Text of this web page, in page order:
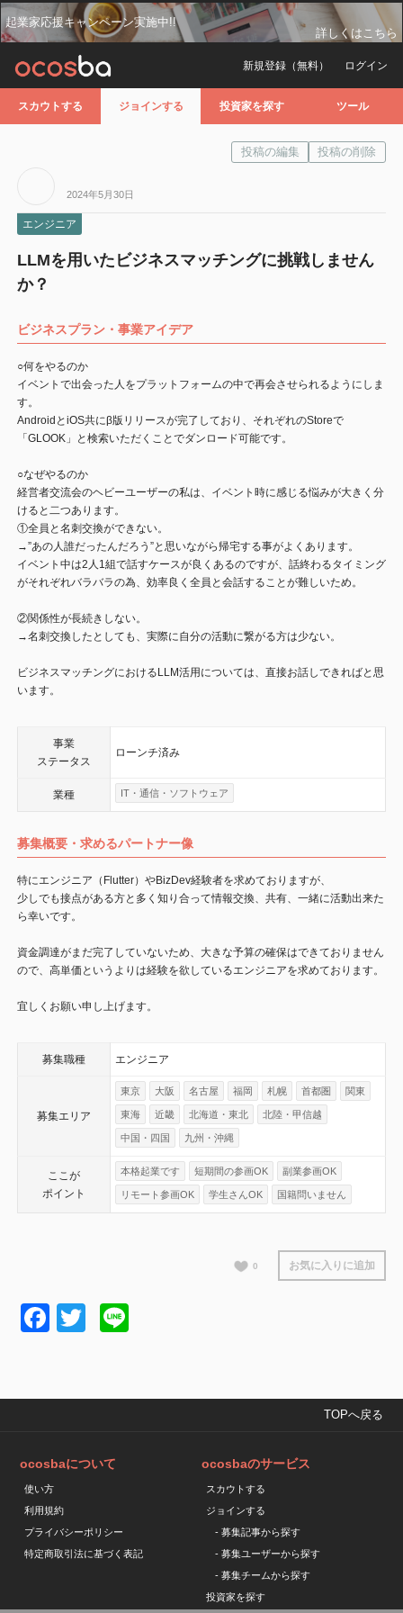
起業家応援キャンペーン実施中!!
詳しくはこちら
ログイン
新規登録（無料）
スカウトする ジョインする 投資家を探す ツール
2024年5月30日
エンジニア
LLMを用いたビジネスマッチングに挑戦しません
か？
ビジネスプラン・事業アイデア
○何をやるのか
イベントで出会った人をプラットフォームの中で再会させられるようにしま
す。
AndroidとiOS共にβ版リリースが完了しており、それぞれのStoreで
「GLOOK」と検索いただくことでダンロード可能です。
○なぜやるのか
経営者交流会のヘビーユーザーの私は、イベント時に感じる悩みが大きく分
けると二つあります。
①全員と名刺交換ができない。
→”あの人誰だったんだろう”と思いながら帰宅する事がよくあります。
イベント中は2人1組で話すケースが良くあるのですが、話終わるタイミング
がそれぞれバラバラの為、効率良く全員と会話することが難しいため。
②関係性が長続きしない。
→名刺交換したとしても、実際に自分の活動に繋がる方は少ない。
ビジネスマッチングにおけるLLM活用については、直接お話しできればと思
います。
事業
ステータス
ローンチ済み
業種 IT・通信・ソフトウェア
募集概要・求めるパートナー像
特にエンジニア（Flutter）やBizDev経験者を求めておりますが、
少しでも接点がある方と多く知り合って情報交換、共有、一緒に活動出来た
ら幸いです。
資金調達がまだ完了していないため、大きな予算の確保はできておりません
ので、高単価というよりは経験を欲しているエンジニアを求めております。
宜しくお願い申し上げます。
募集職種 エンジニア
募集エリア
東京 大阪 名古屋 福岡 札幌 首都圏 関東
東海 近畿 北海道・東北 北陸・甲信越
中国・四国 九州・沖縄
ここが
ポイント
本格起業です 短期間の参画OK 副業参画OK
リモート参画OK 学生さんOK 国籍問いません
0 お気に入りに追加
Facebook
Twitter
TOPへ戻る
ocosbaについて
使い方
利用規約
プライバシーポリシー
特定商取引法に基づく表記
ocosbaのサービス
スカウトする
ジョインする
- 募集記事から探す
- 募集ユーザーから探す
- 募集チームから探す
投資家を探す